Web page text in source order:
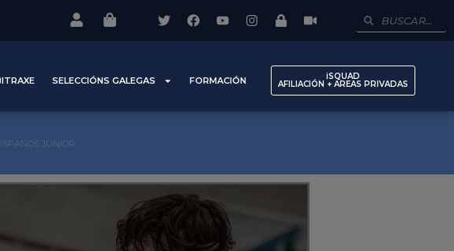
SELECCIÓNS GALEGAS FORMACIÓN iSQUAD
AFILIACIÓN + AREAS PRIVADAS
JÚNIOR